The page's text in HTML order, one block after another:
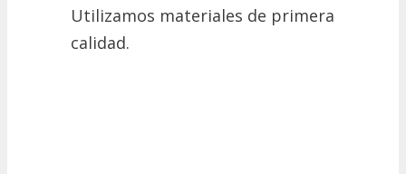
Utilizamos materiales de primera
calidad.